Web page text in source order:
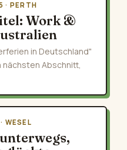
· PERTH
Work &
in Deutschland"
Abschnitt,
WESEL